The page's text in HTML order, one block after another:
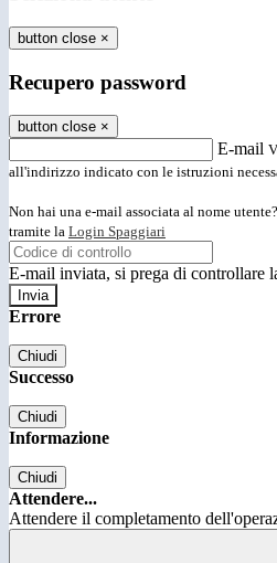
button close ×
Recupero password
button close ×
E-mail
all'indirizzo indicato con le istruzioni
Non hai una e-mail associata al nome
tramite la Login Spaggiari
E-mail inviata, si prega di controllare
Errore
Chiudi
Successo
Chiudi
Informazione
Chiudi
Attendere...
Attendere il completamento